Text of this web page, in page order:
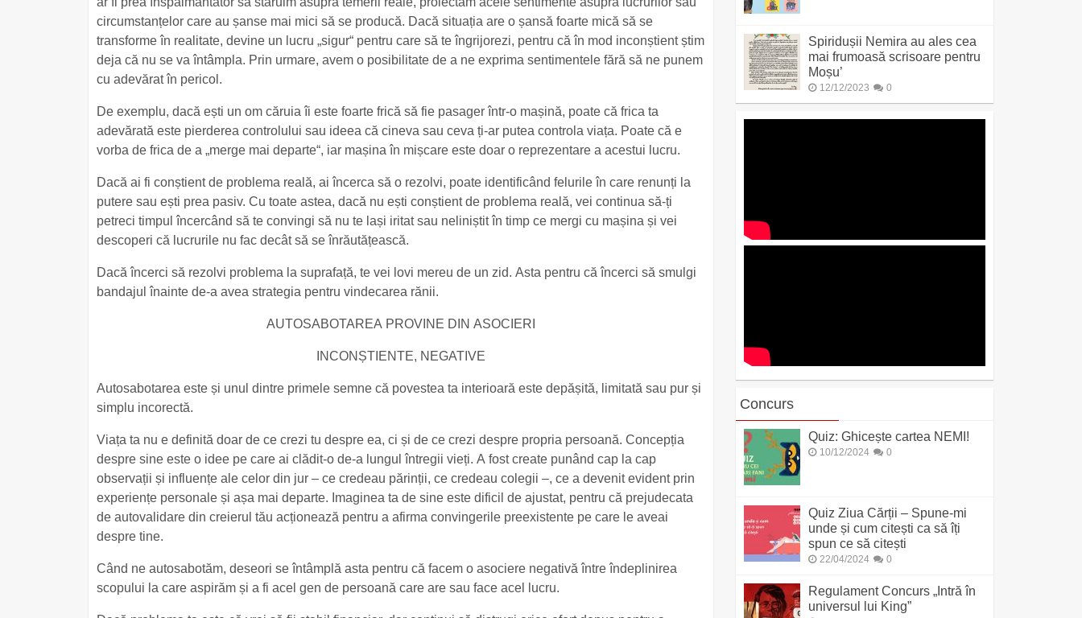
circumstanțelor care au șanse mai mici să se producă. Dacă situația are o șansă foarte mică să se
transforme în realitate, devine un lucru „sigur“ pentru care să te îngrijorezi, pentru că în mod inconștient știm
deja că nu se va întâmpla. Prin urmare, avem o posibilitate de a ne exprima sentimentele fără să ne punem
cu adevărat în pericol.
De exemplu, dacă ești un om căruia îi este foarte frică să fie pasager într-o mașină, poate că frica ta
adevărată este pierderea controlului sau ideea că cineva sau ceva ți-ar putea controla viața. Poate că e
vorba de frica de a „merge mai departe“, iar mașina în mișcare este doar o reprezentare a acestui lucru.
Dacă ai fi conștient de problema reală, ai încerca să o rezolvi, poate identificând felurile în care renunți la
putere sau ești prea pasiv. Cu toate astea, dacă nu ești conștient de problema reală, vei continua să-ți
petreci timpul încercând să te convingi să nu te lași iritat sau neliniștit în timp ce mergi cu mașina și vei
descoperi că lucrurile nu fac decât să se înrăutățească.
Dacă încerci să rezolvi problema la suprafață, te vei lovi mereu de un zid. Asta pentru că încerci să smulgi
bandajul înainte de-a avea strategia pentru vindecarea rănii.
AUTOSABOTAREA PROVINE DIN ASOCIERI
INCONȘTIENTE, NEGATIVE
Autosabotarea este și unul dintre primele semne că povestea ta interioară este depășită, limitată sau pur și
simplu incorectă.
Viața ta nu e definită doar de ce crezi tu despre ea, ci și de ce crezi despre propria persoană. Concepția
despre sine este o idee pe care ai clădit-o de-a lungul întregii vieți. A fost create punând cap la cap
observații și influențe ale celor din jur – ce credeau părinții, ce credeau colegii –, ce a devenit evident prin
experiențe personale și așa mai departe. Imaginea ta de sine este dificil de ajustat, pentru că prejudecata
de autovalidare din creierul tău acționează pentru a afirma convingerile preexistente pe care le aveai
despre tine.
Când ne autosabotăm, deseori se întâmplă asta pentru că facem o asociere negativă între îndeplinirea
scopului la care aspirăm și a fi acel gen de persoană care are sau face acel lucru.
Spiridușii Nemira au ales cea
mai frumoasă scrisoare pentru
Moșu’
12/12/2023 0
Concurs
Quiz: Ghicește cartea NEMI!
10/12/2024 0
Quiz Ziua Cărții – Spune-mi
unde și cum citești ca să îți
spun ce să citești
22/04/2024 0
Regulament Concurs „Intră în
universul lui King”